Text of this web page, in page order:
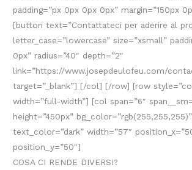
padding=”px 0px 0px 0px” margin=”150px
[button text=”Contattateci per aderire al
letter_case=”lowercase” size=”xsmall”
0px” radius=”40″ depth=”2″
link=”https://www.josepdeulofeu.com/
target=”_blank”] [/col] [/row] [row
width=”full-width”] [col span=”6″
height=”450px”
text_color=”dark” width=”57″
position_y=”50″]
COSA CI RENDE DIVERSI?